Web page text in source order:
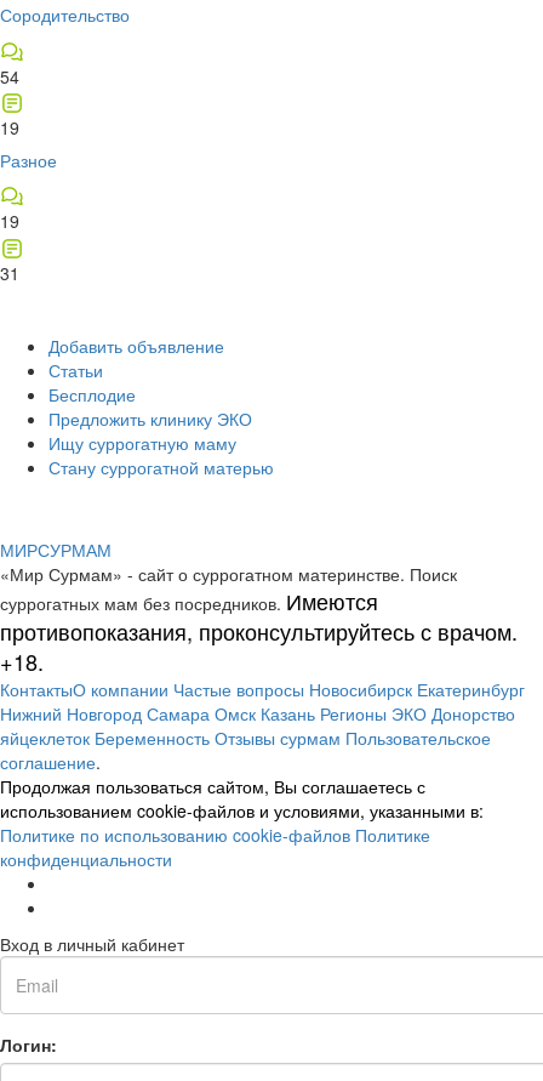
Сородительство
54
19
Разное
19
31
Добавить объявление
Статьи
Бесплодие
Предложить клинику ЭКО
Ищу суррогатную маму
Стану суррогатной матерью
МИРСУРМАМ
«Мир Сурмам» - сайт о суррогатном материнстве. Поиск
суррогатных мам без посредников. Имеются
противопоказания, проконсультируйтесь с врачом.
+18.
КонтактыО компании Частые вопросы Новосибирск Екатеринбург
Нижний Новгород Самара Омск Казань Регионы ЭКО Донорство
яйцеклеток Беременность Отзывы сурмам Пользовательское
соглашение.
Продолжая пользоваться сайтом, Вы соглашаетесь с
использованием cookie-файлов и условиями, указанными в:
Политике по использованию cookie-файлов Политике
конфиденциальности
Вход в личный кабинет
Логин: